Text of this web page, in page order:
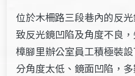
位於木柵路三段巷內的反
致反光鏡凹陷及角度不良
樟腳里辦公室員工積極裝
分角度太低、鏡面凹陷，